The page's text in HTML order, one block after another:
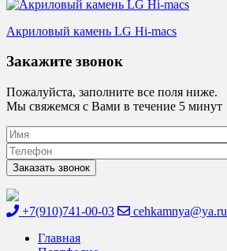
Навигация
по
Акриловый камень LG Hi-macs
Закажите звонок
Пожалуйста, заполните все поля ниже.
Мы свяжемся с Вами в течение 5 минут
+7(910)741-00-03
cehkamnya@ya.ru
Главная